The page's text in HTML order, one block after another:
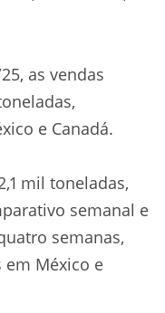
as vendas
e Canadá.
mil toneladas,
semanal e
semanas,
México e